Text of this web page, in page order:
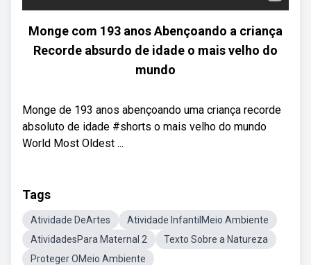
Monge com 193 anos Abençoando a criança
Recorde absurdo de idade o mais velho do
mundo
Monge de 193 anos abençoando uma criança recorde
absoluto de idade #shorts o mais velho do mundo
World Most Oldest ...
Tags
Atividade DeArtes
Atividade InfantilMeio Ambiente
AtividadesPara Maternal 2
Texto Sobre a Natureza
Proteger OMeio Ambiente